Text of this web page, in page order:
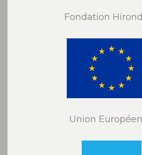
Fondation
Union